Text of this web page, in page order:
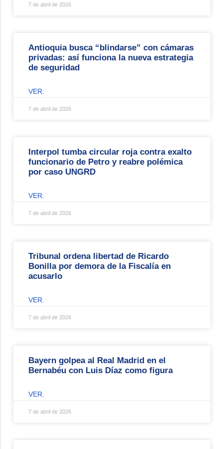
7 de abril de 2026
Antioquia busca “blindarse” con cámaras
privadas: así funciona la nueva estrategia
de seguridad
VER.
7 de abril de 2026
Interpol tumba circular roja contra exalto
funcionario de Petro y reabre polémica
por caso UNGRD
VER.
7 de abril de 2026
Tribunal ordena libertad de Ricardo
Bonilla por demora de la Fiscalía en
acusarlo
VER.
7 de abril de 2026
Bayern golpea al Real Madrid en el
Bernabéu con Luis Díaz como figura
VER.
7 de abril de 2026